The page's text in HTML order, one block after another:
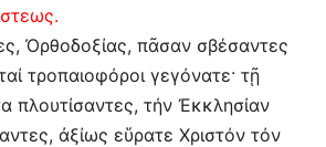
Ὀρθοδοξίας, πᾶσαν σβέσαντες
τροπαιοφόροι γεγόνατε· τῇ
πλουτίσαντες, τήν Ἐκκλησίαν
ἀξίως εὕρατε Χριστόν τόν